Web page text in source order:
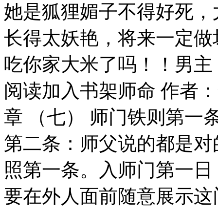
她是狐狸媚子不得好死
长得太妖艳，将来一定
吃你家大米了吗！！男
阅读加入书架师命 作者
章 （七） 师门铁则第一
第二条：师父说的都是
照第一条。入师门第一
要在外人面前随意展示